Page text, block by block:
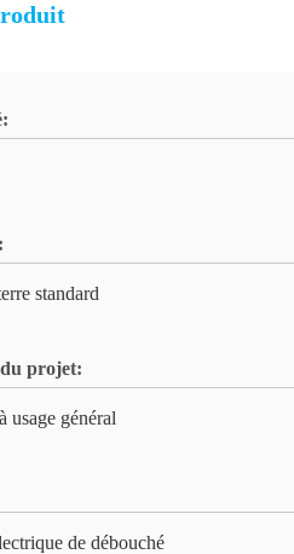
standard
projet:
usage général
de débouché